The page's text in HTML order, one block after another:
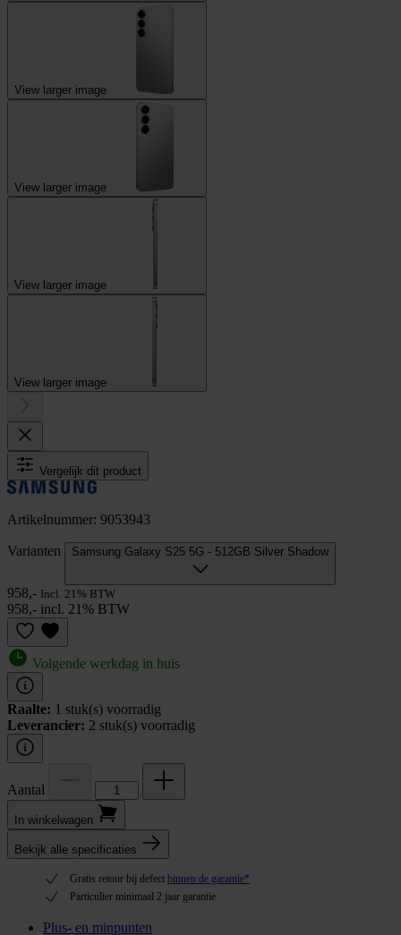
View larger image
View larger image
View larger image
View larger image
Vergelijk dit product
Artikelnummer: 9053943
Varianten Samsung Galaxy S25 5G - 512GB Silver Shadow
958,- Incl. 21% BTW
958,- incl. 21% BTW
Volgende werkdag in huis
Raalte: 1 stuk(s) voorradig
Leverancier: 2 stuk(s) voorradig
Aantal
In winkel­wagen
Bekijk alle specificaties
Gratis retour bij defect binnen de garantie*
Particulier minimaal 2 jaar garantie
Plus- en minpunten